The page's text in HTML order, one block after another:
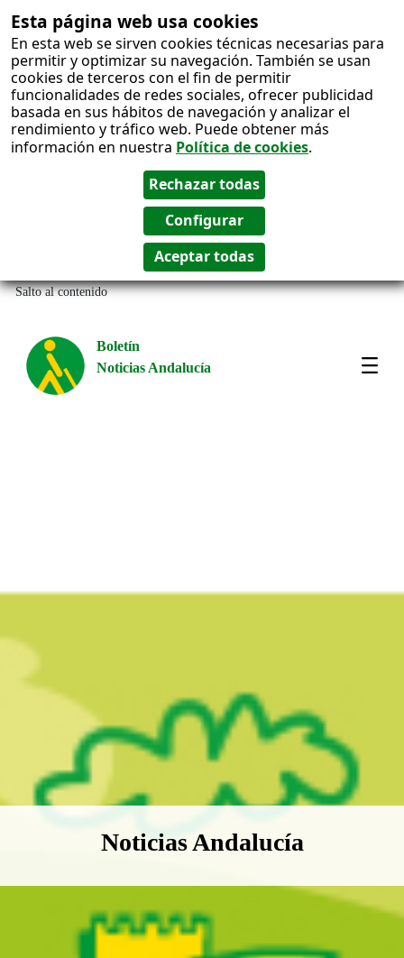
Esta página web usa cookies
En esta web se sirven cookies técnicas necesarias para
permitir y optimizar su navegación. También se usan
cookies de terceros con el fin de permitir
funcionalidades de redes sociales, ofrecer publicidad
basada en sus hábitos de navegación y analizar el
rendimiento y tráfico web. Puede obtener más
información en nuestra Política de cookies.
Salto al contenido
Boletín
Noticias Andalucía
Boletín Noticias Andalucía
Noticias Andalucía